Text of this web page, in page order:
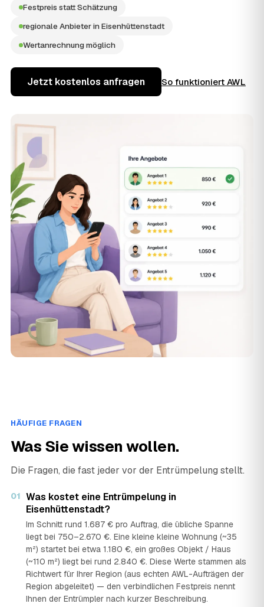
Festpreis statt Schätzung
regionale Anbieter in Eisenhüttenstadt
Wertanrechnung möglich
Jetzt kostenlos anfragen So funktioniert AWL
HÄUFIGE FRAGEN
Was Sie wissen wollen.
Die Fragen, die fast jeder vor der Entrümpelung stellt.
01 Was kostet eine Entrümpelung in
Eisenhüttenstadt?
Im Schnitt rund 1.687 € pro Auftrag, die übliche Spanne
liegt bei 750–2.670 €. Eine kleine kleine Wohnung (~35
m²) startet bei etwa 1.180 €, ein großes Objekt / Haus
(~110 m²) liegt bei rund 2.840 €. Diese Werte stammen als
Richtwert für Ihrer Region (aus echten AWL-Aufträgen der
Region abgeleitet) — den verbindlichen Festpreis nennt
Ihnen der Entrümpler nach kurzer Beschreibung.